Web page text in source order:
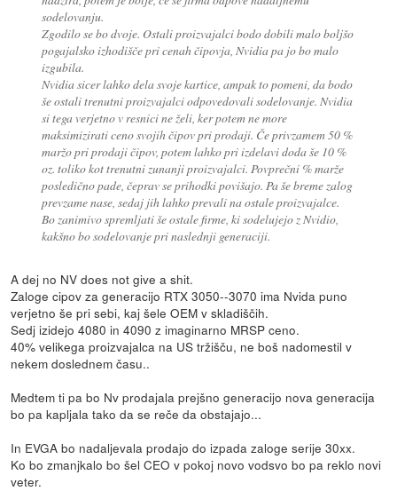
sodelovanju.
Zgodilo se bo dvoje. Ostali proizvajalci bodo dobili malo boljšo
pogajalsko izhodišče pri cenah čipovja, Nvidia pa jo bo malo
izgubila.
Nvidia sicer lahko dela svoje kartice, ampak to pomeni, da bodo
še ostali trenutni proizvajalci odpovedovali sodelovanje. Nvidia
si tega verjetno v resnici ne želi, ker potem ne more
maksimizirati ceno svojih čipov pri prodaji. Če privzamem 50 %
maržo pri prodaji čipov, potem lahko pri izdelavi doda še 10 %
oz. toliko kot trenutni zunanji proizvajalci. Povprečni % marže
posledično pade, čeprav se prihodki povišajo. Pa še breme zalog
prevzame nase, sedaj jih lahko prevali na ostale proizvajalce.
Bo zanimivo spremljati še ostale firme, ki sodelujejo z Nvidio,
kakšno bo sodelovanje pri naslednji generaciji.
A dej no NV does not give a shit.
Zaloge cipov za generacijo RTX 3050--3070 ima Nvida puno
verjetno še pri sebi, kaj šele OEM v skladiščih.
Sedj izidejo 4080 in 4090 z imaginarno MRSP ceno.
40% velikega proizvajalca na US tržišču, ne boš nadomestil v
nekem doslednem času..
Medtem ti pa bo Nv prodajala prejšno generacijo nova generacija
bo pa kapljala tako da se reče da obstajajo...
In EVGA bo nadaljevala prodajo do izpada zaloge serije 30xx.
Ko bo zmanjkalo bo šel CEO v pokoj novo vodsvo bo pa reklo novi
veter.